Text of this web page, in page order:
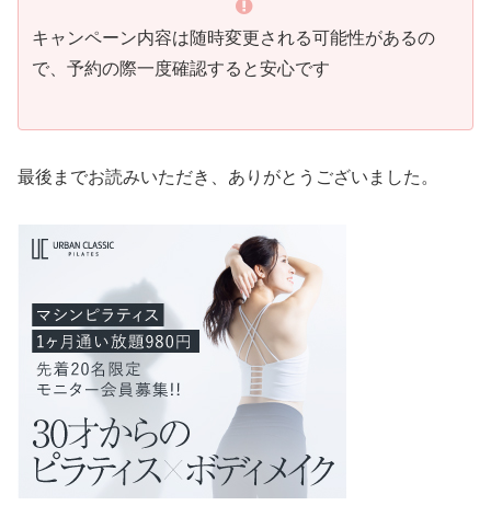
キャンペーン内容は随時変更される可能性があるの
で、予約の際一度確認すると安心です
最後までお読みいただき、ありがとうございました。